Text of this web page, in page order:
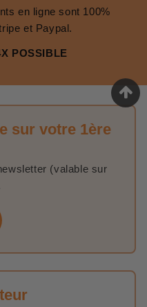
en ligne sont 100%
et Paypal.
POSSIBLE
sur votre 1ère
(valable sur